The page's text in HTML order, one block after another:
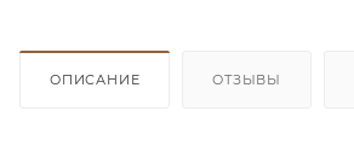
ОПИСАНИЕ ОТЗЫВЫ